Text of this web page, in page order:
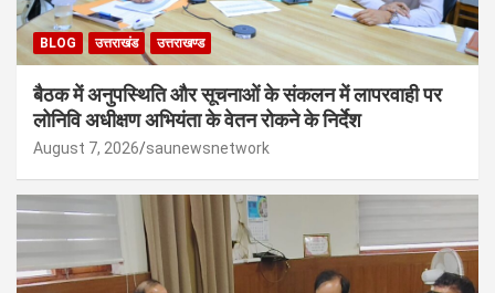
BLOG उत्तराखंड उत्तराखण्ड
बैठक में अनुपस्थिति और सूचनाओं के संकलन में लापरवाही पर
लोनिवि अधीक्षण अभियंता के वेतन रोकने के निर्देश
August 7, 2026 saunewsnetwork